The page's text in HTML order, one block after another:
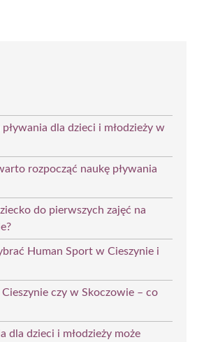
dla dzieci i młodzieży w
rozpocząć naukę pływania
do pierwszych zajęć na
Human Sport w Cieszynie i
czy w Skoczowie – co
dla dzieci i młodzieży może